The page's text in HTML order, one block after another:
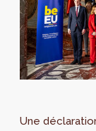
Une